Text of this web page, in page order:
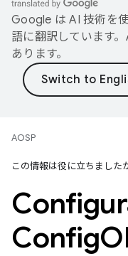
Google は AI 技術を
語に翻訳しています
あります。
AOSP
この情報は役に立ちました
Config